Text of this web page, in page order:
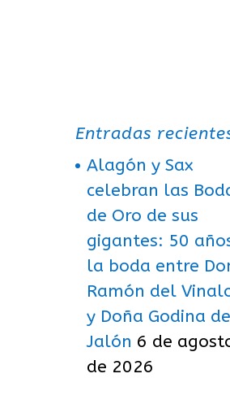
Entradas
Alagón y Sax
celebran las
de Oro de sus
gigantes: 50
la boda entre
Ramón del
y Doña Godina
Jalón 6 de
de 2026